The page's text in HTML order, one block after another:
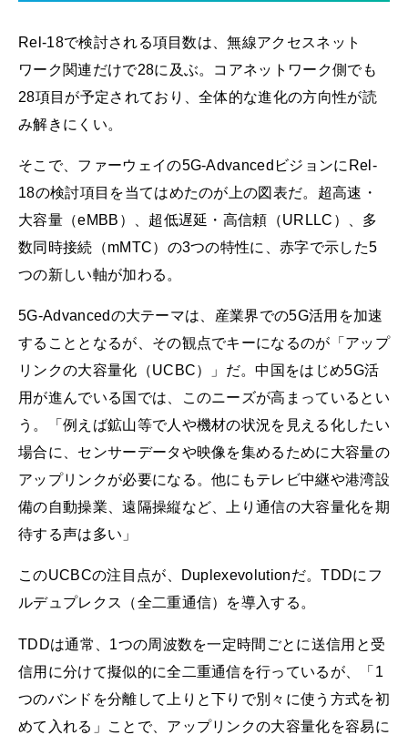
Rel-18で検討される項目数は、無線アクセスネット
ワーク関連だけで28に及ぶ。コアネットワーク側でも
28項目が予定されており、全体的な進化の方向性が読
み解きにくい。
そこで、ファーウェイの5G-AdvancedビジョンにRel-
18の検討項目を当てはめたのが上の図表だ。超高速・
大容量（eMBB）、超低遅延・高信頼（URLLC）、多
数同時接続（mMTC）の3つの特性に、赤字で示した5
つの新しい軸が加わる。
5G-Advancedの大テーマは、産業界での5G活用を加速
することとなるが、その観点でキーになるのが「アップ
リンクの大容量化（UCBC）」だ。中国をはじめ5G活
用が進んでいる国では、このニーズが高まっているとい
う。「例えば鉱山等で人や機材の状況を見える化したい
場合に、センサーデータや映像を集めるために大容量の
アップリンクが必要になる。他にもテレビ中継や港湾設
備の自動操業、遠隔操縦など、上り通信の大容量化を期
待する声は多い」
このUCBCの注目点が、Duplexevolutionだ。TDDにフ
ルデュプレクス（全二重通信）を導入する。
TDDは通常、1つの周波数を一定時間ごとに送信用と受
信用に分けて擬似的に全二重通信を行っているが、「1
つのバンドを分離して上りと下りで別々に使う方式を初
めて入れる」ことで、アップリンクの大容量化を容易に